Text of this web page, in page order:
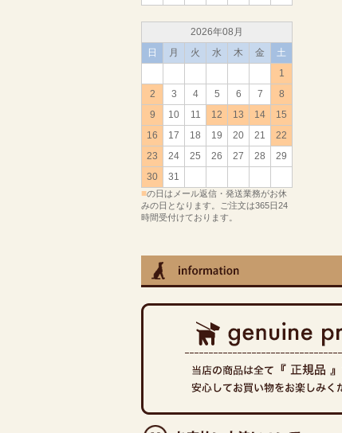
2026年08月
日
月 火 水 木 金
土
1
2
3 4 5 6 7
8
9
10 11 12 13 14
15
16
17 18 19 20 21
22
23
24 25 26 27 28
29
30
31
■の日はメール返信・発送業務がお休
みの日となります。ご注文は365日24
時間受付けております。